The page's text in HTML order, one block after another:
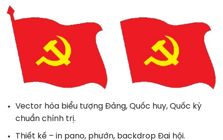
Vector hóa biểu tượng Đảng, Quốc huy, Quốc kỳ
chuẩn chính trị.
Thiết kế – in pano, phướn, backdrop Đại hội.